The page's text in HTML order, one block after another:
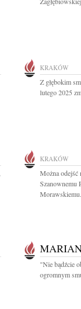
KRAKÓW
Z głębokim
lutego 2025
KRAKÓW
Można odejść
Szanownemu
"Nie bądźcie
ogromnym